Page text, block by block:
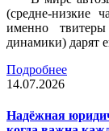
(средне-низкие
именно
динамики) дарят
Подробнее
14.07.2026
Надёжная